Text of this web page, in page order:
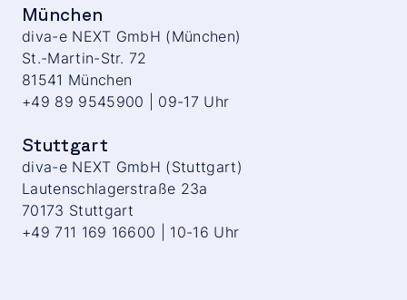
München
diva-e NEXT GmbH (München)
St.-Martin-Str. 72
81541 München
+49 89 9545900 | 09-17 Uhr
Stuttgart
diva-e NEXT GmbH (Stuttgart)
Lautenschlagerstraße 23a
70173 Stuttgart
+49 711 169 16600 | 10-16 Uhr